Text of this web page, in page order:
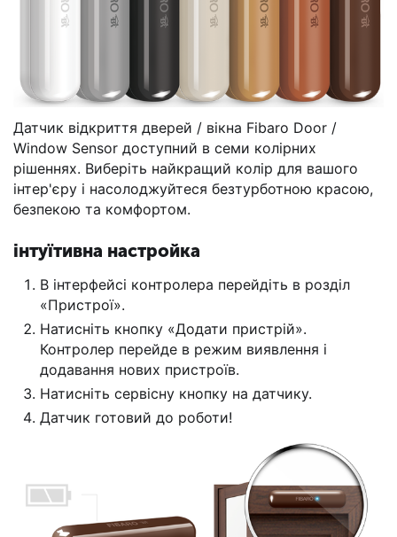
Датчик відкриття дверей / вікна Fibaro Door /
Window Sensor доступний в семи колірних
рішеннях. Виберіть найкращий колір для вашого
інтер'єру і насолоджуйтеся безтурботною красою,
безпекою та комфортом.
інтуїтивна настройка
В інтерфейсі контролера перейдіть в розділ
«Пристрої».
Натисніть кнопку «Додати пристрій».
Контролер перейде в режим виявлення і
додавання нових пристроїв.
Натисніть сервісну кнопку на датчику.
Датчик готовий до роботи!